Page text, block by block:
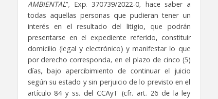
AMBIENTAL”, Exp. 370739/2022-0, hace saber a
todas aquellas personas que pudieran tener un
interés en el resultado del litigio, que podrán
presentarse en el expediente referido, constituir
domicilio (legal y electrónico) y manifestar lo que
por derecho corresponda, en el plazo de cinco (5)
días, bajo apercibimiento de continuar el juicio
según su estado y sin perjuicio de lo previsto en el
artículo 84 y ss. del CCAyT (cfr. art. 26 de la ley